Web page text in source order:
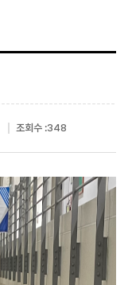
조회수 :348